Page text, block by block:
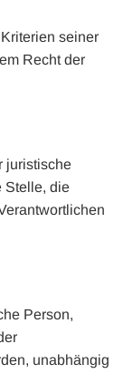
seiner
Recht der
juristische
Stelle, die
Person,
unabhängig